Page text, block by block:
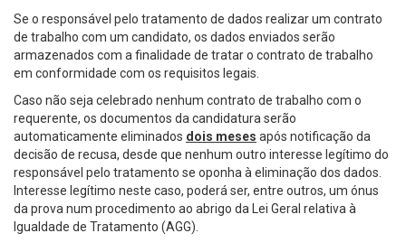
Se o responsável pelo tratamento de dados realizar um contrato
de trabalho com um candidato, os dados enviados serão
armazenados com a finalidade de tratar o contrato de trabalho
em conformidade com os requisitos legais.
Caso não seja celebrado nenhum contrato de trabalho com o
requerente, os documentos da candidatura serão
automaticamente eliminados dois meses após notificação da
decisão de recusa, desde que nenhum outro interesse legítimo do
responsável pelo tratamento se oponha à eliminação dos dados.
Interesse legítimo neste caso, poderá ser, entre outros, um ónus
da prova num procedimento ao abrigo da Lei Geral relativa à
Igualdade de Tratamento (AGG).